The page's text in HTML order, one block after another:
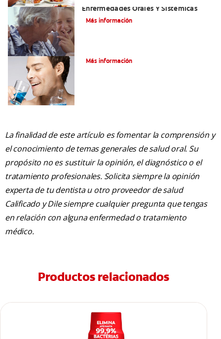
Enfermedades Orales Y Sistémicas
Más información
Más información
La finalidad de este artículo es fomentar la comprensión y
el conocimiento de temas generales de salud oral. Su
propósito no es sustituir la opinión, el diagnóstico o el
tratamiento profesionales. Solicita siempre la opinión
experta de tu dentista u otro proveedor de salud
Calificado y Dile siempre cualquier pregunta que tengas
en relación con alguna enfermedad o tratamiento
médico.
Productos relacionados